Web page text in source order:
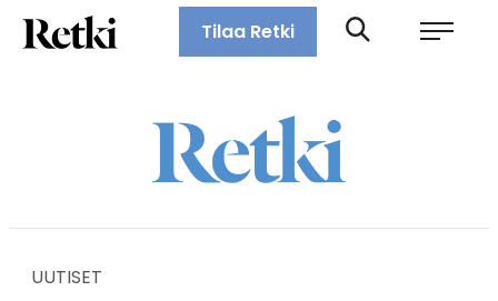
Siirry
suoraan
Retki-lehti
Tilaa Retki
UUTISET